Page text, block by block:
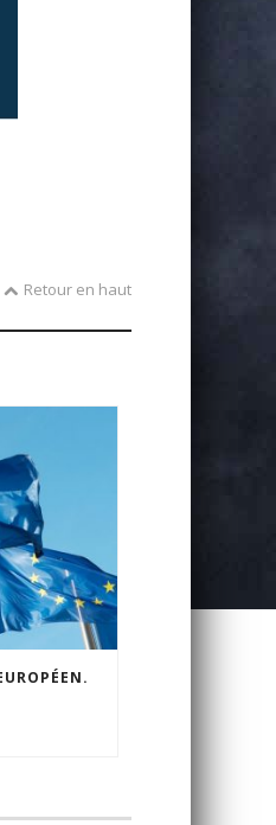
Retour en haut